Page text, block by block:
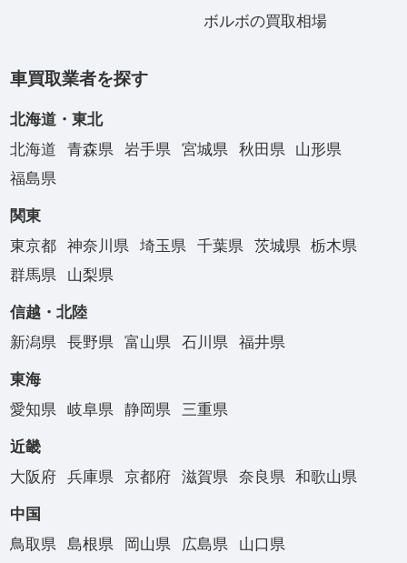
ボルボの買取相場
車買取業者を探す
北海道・東北
北海道
青森県 岩手県 宮城県 秋田県
山形県
福島県
関東
東京都
神奈川県 埼玉県 千葉県 茨城県
栃木県
群馬県
山梨県
信越・北陸
新潟県
長野県 富山県 石川県 福井県
東海
愛知県
岐阜県 静岡県 三重県
近畿
大阪府
兵庫県 京都府 滋賀県 奈良県 和歌山県
中国
鳥取県
島根県 岡山県 広島県 山口県